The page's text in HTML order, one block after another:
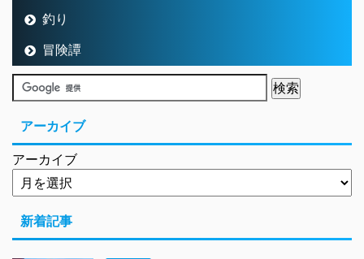
釣り
冒険譚
アーカイブ
アーカイブ
新着記事